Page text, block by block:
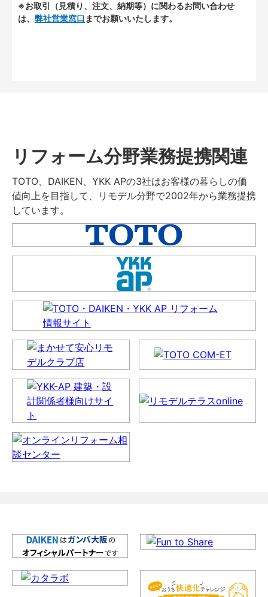
※お取引（見積り、注文、納期等）に関わるお問い合わせ
は、 弊社営業窓口 までお願いいたします。
リフォーム分野業務提携関連
TOTO、DAIKEN、YKK APの3社はお客様の暮らしの価
値向上を目指して、リモデル分野で2002年から業務提携
しています。